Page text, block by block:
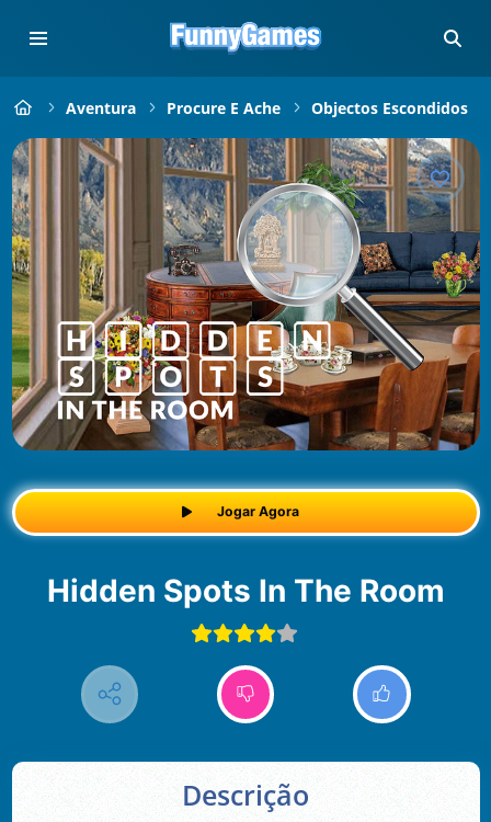
Aventura Procure E Ache Objectos Escondidos
Jogar Agora
Hidden Spots In The Room
Descrição